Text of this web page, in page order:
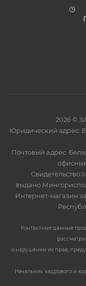
2026 ©
Юридический адрес:
Почтовый адрес:
Свидетельство
выдано
Интернет-магазин
Контактные данные
о нарушении их прав,
Начальник кадрового и